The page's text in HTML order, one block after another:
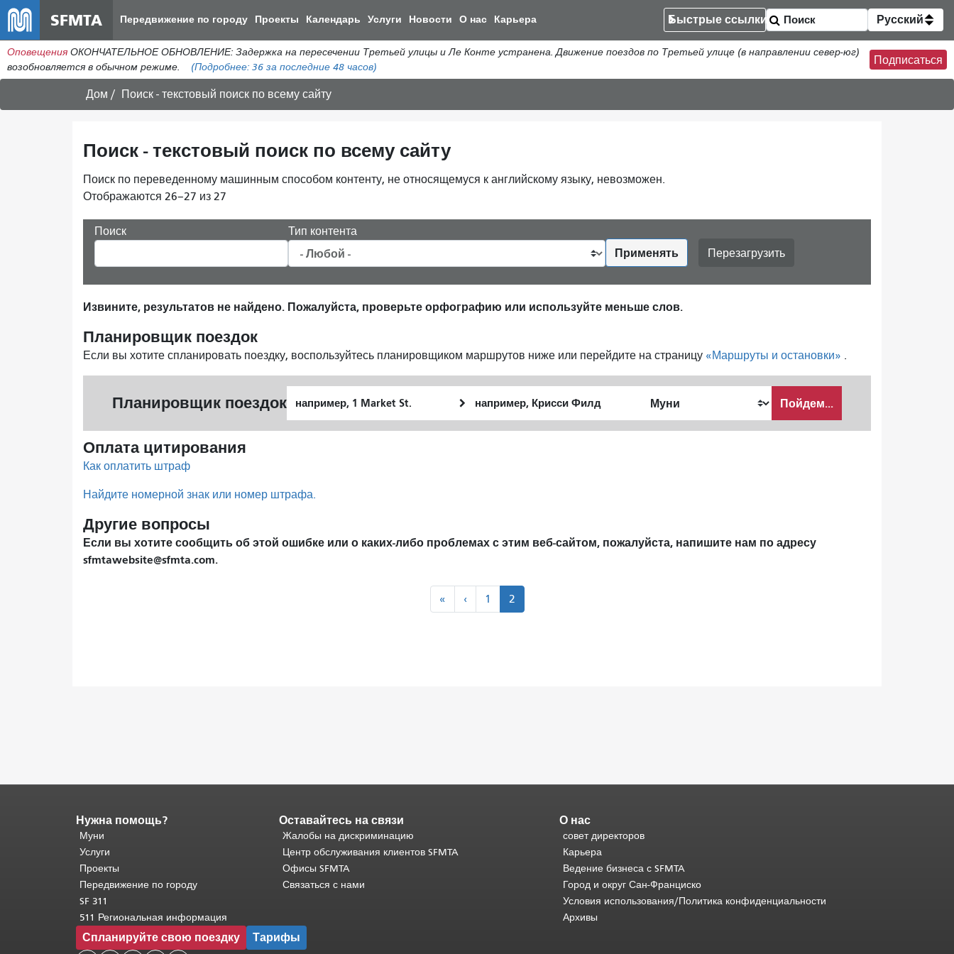
к
общему
содержанию
SFMTA Передвижение по городу Проекты Календарь Услуги Новости О нас Карьера Быстрые ссылки Русский
Оповещения ОКОНЧАТЕЛЬНОЕ ОБНОВЛЕНИЕ: Задержка на пересечении Третьей улицы и Ле Конте устранена. Движение поездов по Третьей улице (в направлении север-юг)
возобновляется в обычном режиме.
(Подробнее: 36 за последние 48 часов)
Подписаться
Дом Поиск - текстовый поиск по всему сайту
Поиск - текстовый поиск по всему сайту
Поиск по переведенному машинным способом контенту, не относящемуся к английскому языку, невозможен.
Отображаются 26–27 из 27
Поиск Тип контента
Применять Перезагрузить
Извините, результатов не найдено. Пожалуйста, проверьте орфографию или используйте меньше слов.
Планировщик поездок
Если вы хотите спланировать поездку, воспользуйтесь планировщиком маршрутов ниже или перейдите на страницу «Маршруты и остановки» .
Планировщик поездок местоположение
окончания
Как
я
Пойдем...
Оплата цитирования
Как оплатить штраф
Найдите номерной знак или номер штрафа.
Другие вопросы
Если вы хотите сообщить об этой ошибке или о каких-либо проблемах с этим веб-сайтом, пожалуйста, напишите нам по адресу
sfmtawebsite@sfmta.com.
«"
Первый
‹‹‹ 1 2
Конец
содержимого
страницы.
часть
этой
страницы
на
каждой
Нужна помощь?
Муни
Услуги
Проекты
Передвижение по городу
SF 311
511 Региональная информация
Оставайтесь на связи
Жалобы на дискриминацию
Центр обслуживания клиентов SFMTA
Офисы SFMTA
Связаться с нами
О нас
совет директоров
Карьера
Ведение бизнеса с SFMTA
Город и округ Сан-Франциско
Условия использования/Политика конфиденциальности
Архивы
Спланируйте свою поездку Тарифы